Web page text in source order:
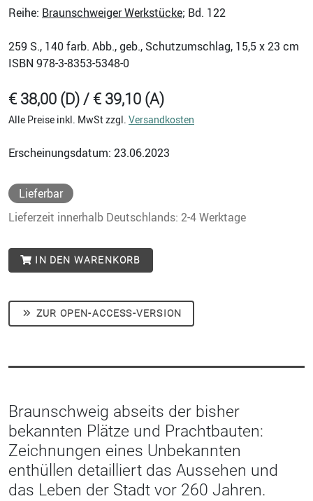
Reihe: Braunschweiger Werkstücke; Bd. 122
259 S., 140 farb. Abb., geb., Schutzumschlag, 15,5 x 23 cm
ISBN 978-3-8353-5348-0
€ 38,00 (D) / € 39,10 (A)
Alle Preise inkl. MwSt zzgl. Versandkosten
Erscheinungsdatum: 23.06.2023
Lieferbar
Lieferzeit innerhalb Deutschlands: 2-4 Werktage
IN DEN WARENKORB
ZUR OPEN-ACCESS-VERSION
Braunschweig abseits der bisher
bekannten Plätze und Prachtbauten:
Zeichnungen eines Unbekannten
enthüllen detailliert das Aussehen und
das Leben der Stadt vor 260 Jahren.